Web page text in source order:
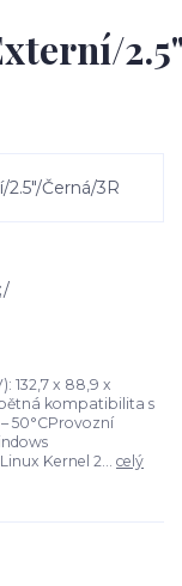
132,7 x 88,9 x
kompatibilita s
50°CProvozní
Kernel 2... celý